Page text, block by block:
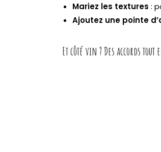
Mariez les textures :
Ajoutez une pointe
Et côté vin ? Des accords tout